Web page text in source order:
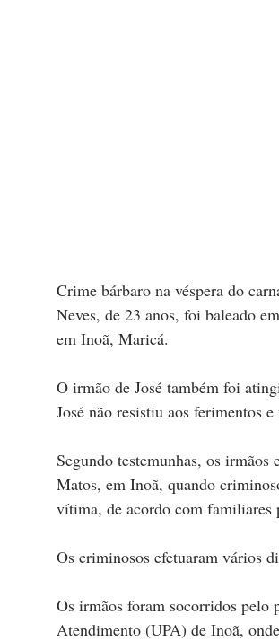
Crime bárbaro na véspera do
Neves, de 23 anos, foi baleado
em Inoã, Maricá.
O irmão de José também foi
José não resistiu aos ferimentos
Segundo testemunhas, os
Matos, em Inoã, quando
vítima, de acordo com familiares
Os criminosos efetuaram vários
Os irmãos foram socorridos pelo
Atendimento (UPA) de Inoã,